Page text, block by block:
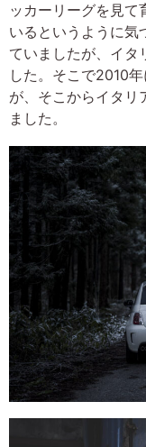
ッカーリーグを見て
いるというように気
ていましたが、イタ
した。そこで2010
が、そこからイタリ
ました。